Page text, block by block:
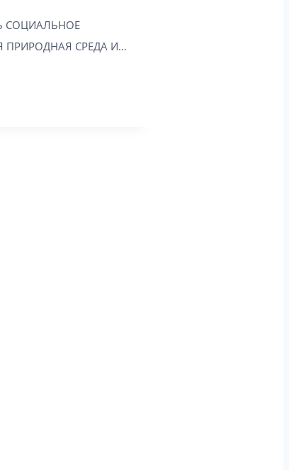
СОЦИАЛЬНОЕ
ПРИРОДНАЯ СРЕДА И…